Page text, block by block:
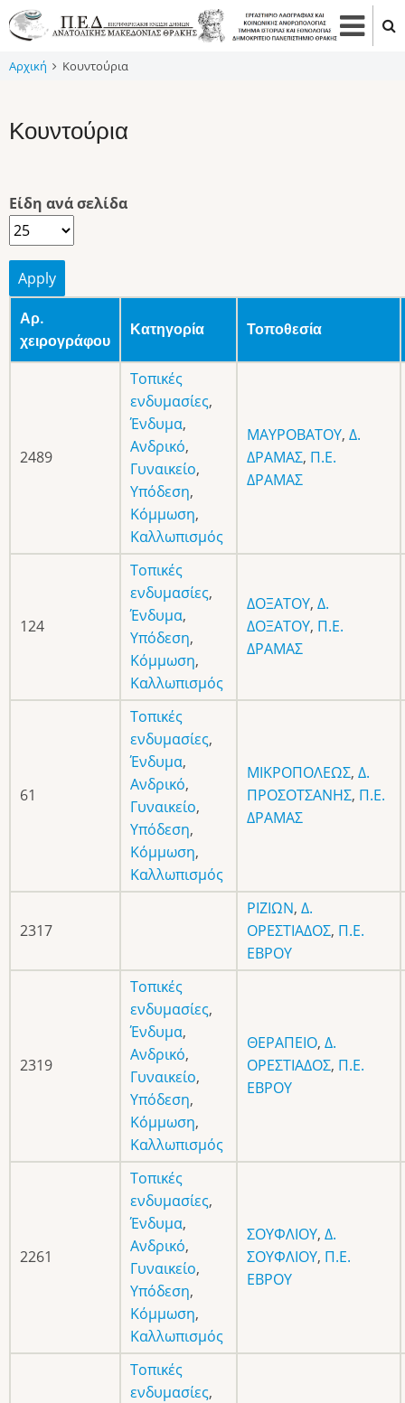
Παράκαμψη
προς
κυρίως
Αρχική Κουντούρια
Κουντούρια
Είδη ανά σελίδα
Αρ.
χειρογράφου
Κατηγορία Τοποθεσία
2489
Τοπικές
ενδυμασίες,
Ένδυμα,
Ανδρικό,
Γυναικείο,
Υπόδεση,
Κόμμωση,
Καλλωπισμός
ΜΑΥΡΟΒΑΤΟΥ, Δ.
ΔΡΑΜΑΣ, Π.Ε.
ΔΡΑΜΑΣ
124
Τοπικές
ενδυμασίες,
Ένδυμα,
Υπόδεση,
Κόμμωση,
Καλλωπισμός
ΔΟΞΑΤΟΥ, Δ.
ΔΟΞΑΤΟΥ, Π.Ε.
ΔΡΑΜΑΣ
61
Τοπικές
ενδυμασίες,
Ένδυμα,
Ανδρικό,
Γυναικείο,
Υπόδεση,
Κόμμωση,
Καλλωπισμός
ΜΙΚΡΟΠΟΛΕΩΣ, Δ.
ΠΡΟΣΟΤΣΑΝΗΣ, Π.Ε.
ΔΡΑΜΑΣ
2317
ΡΙΖΙΩΝ, Δ.
ΟΡΕΣΤΙΑΔΟΣ, Π.Ε.
ΕΒΡΟΥ
2319
Τοπικές
ενδυμασίες,
Ένδυμα,
Ανδρικό,
Γυναικείο,
Υπόδεση,
Κόμμωση,
Καλλωπισμός
ΘΕΡΑΠΕΙΟ, Δ.
ΟΡΕΣΤΙΑΔΟΣ, Π.Ε.
ΕΒΡΟΥ
2261
Τοπικές
ενδυμασίες,
Ένδυμα,
Ανδρικό,
Γυναικείο,
Υπόδεση,
Κόμμωση,
Καλλωπισμός
ΣΟΥΦΛΙΟΥ, Δ.
ΣΟΥΦΛΙΟΥ, Π.Ε.
ΕΒΡΟΥ
Τοπικές
ενδυμασίες,